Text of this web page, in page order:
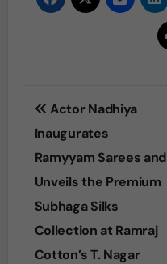
Post
navigation
Actor Nadhiya
Inaugurates
Ramyyam Sarees and
Unveils the Premium
Subhaga Silks
Collection at Ramraj
Cotton’s T. Nagar